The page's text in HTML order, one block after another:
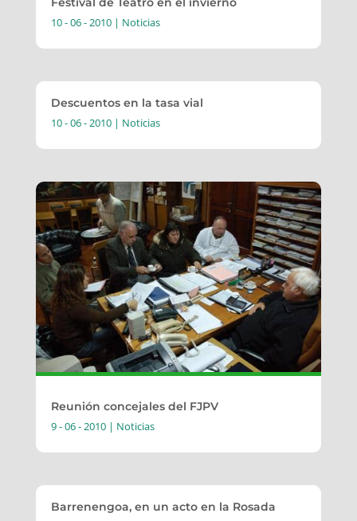
10 - 06 - 2010| Noticias
Descuentos en la tasa vial
10 - 06 - 2010| Noticias
Reunión concejales del FJPV
9 - 06 - 2010| Noticias
Barrenengoa, en un acto en la Rosada